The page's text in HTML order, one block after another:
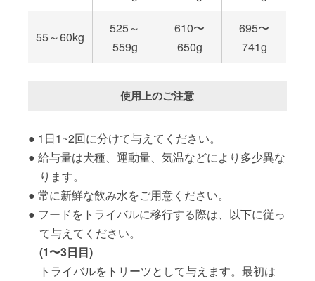
55～60kg
525～
559g
610〜
650g
695〜
741g
使用上のご注意
1日1~2回に分けて与えてください。
給与量は犬種、運動量、気温などにより多少異な
ります。
常に新鮮な飲み水をご用意ください。
フードをトライバルに移行する際は、以下に従っ
て与えてください。
(1〜3日目)
トライバルをトリーツとして与えます。最初は